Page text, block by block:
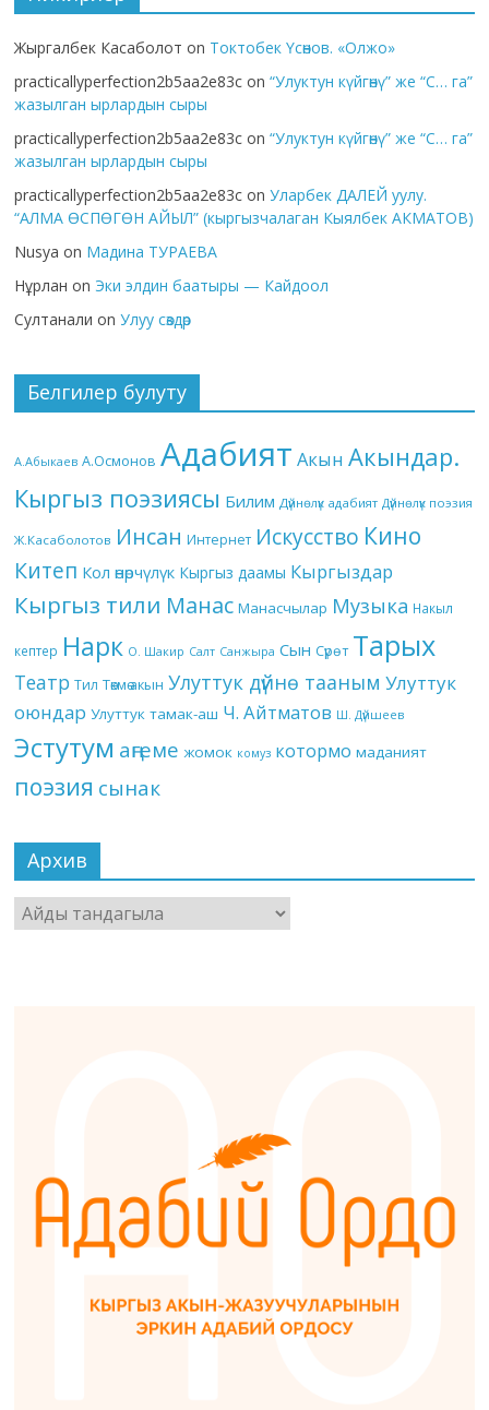
Жыргалбек Касаболот on Токтобек Үсөнов. «Олжо»
practicallyperfection2b5aa2e83c on“Улуктун күйгөнү” же “С… га”
жазылган ырлардын сыры
practicallyperfection2b5aa2e83c on“Улуктун күйгөнү” же “С… га”
жазылган ырлардын сыры
practicallyperfection2b5aa2e83c onУларбек ДАЛЕЙ уулу.
“АЛМА ӨСПӨГӨН АЙЫЛ” (кыргызчалаган Кыялбек АКМАТОВ)
Nusya on Мадина ТУРАЕВА
Нұрлан on Эки элдин баатыры — Кайдоол
Султанали onУлуу сөздөр
Белгилер булуту
А.Абыкаев А.Осмонов Адабият Акын Акындар.
Кыргыз поэзиясы Билим Дүйнөлүк адабият Дүйнөлүк поэзия
Ж.Касаболотов Инсан Интернет Искусство Кино
Китеп Кол өнөрчүлүк Кыргыз даамы Кыргыздар
Кыргыз тили Манас Манасчылар Музыка Накыл
кептер Нарк О. Шакир Салт Санжыра Сын Сүрөт Тарых
Театр Тил Төкмө акын Улуттук дүйнө тааным Улуттук
оюндар Улуттук тамак-аш Ч. Айтматов Ш. Дүйшеев
Эстутум аңгеме жомок комуз котормо маданият
поэзия сынак
Архив
Архив